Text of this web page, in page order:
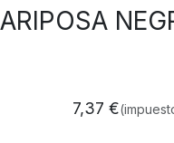
7,37 €